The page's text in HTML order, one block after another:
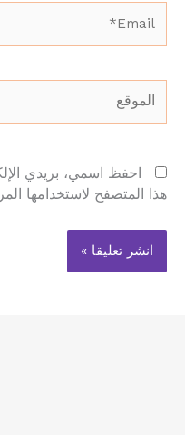
احفظ اسمي، بريدي
هذا المتصفح لاستخدامها